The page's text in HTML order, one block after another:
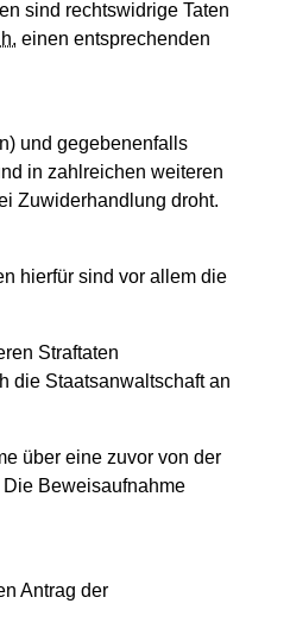
sind rechtswidrige Taten
einen entsprechenden
und gegebenenfalls
in zahlreichen weiteren
Zuwiderhandlung droht.
hierfür sind vor allem die
Straftaten
die Staatsanwaltschaft an
über eine zuvor von der
Beweisaufnahme
Antrag der